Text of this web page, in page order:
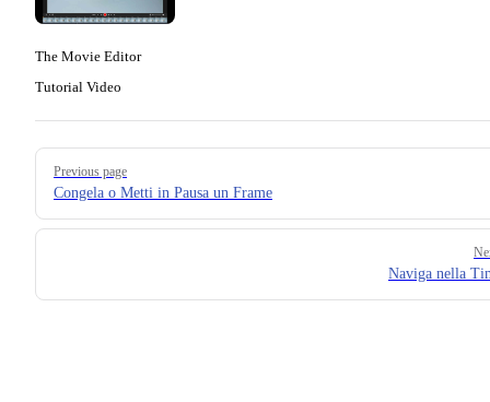
The Movie Editor
Tutorial Video
Pager
Previous page
Congela o Metti in Pausa un Frame
Naviga nella